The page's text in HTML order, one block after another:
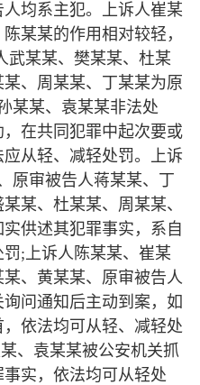
均系主犯。上诉人崔某
某某的作用相对较轻，
武某某、樊某某、杜某
、周某某、丁某某为原
某某、袁某某非法处
在共同犯罪中起次要或
从轻、减轻处罚。上诉
原审被告人蒋某某、丁
某、杜某某、周某某、
供述其犯罪事实，系自
;上诉人陈某某、崔某
、黄某某、原审被告人
问通知后主动到案，如
依法均可从轻、减轻处
、袁某某被公安机关抓
实，依法均可从轻处